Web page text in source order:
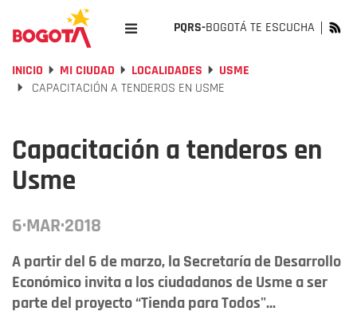
PQRS-BOGOTÁ TE ESCUCHA
INICIO MI CIUDAD LOCALIDADES
USME
CAPACITACIÓN A TENDEROS EN USME
Capacitación a tenderos en
Usme
6·MAR·2018
A partir del 6 de marzo, la Secretaría de Desarrollo
Económico invita a los ciudadanos de Usme a ser
parte del proyecto “Tienda para Todos"...